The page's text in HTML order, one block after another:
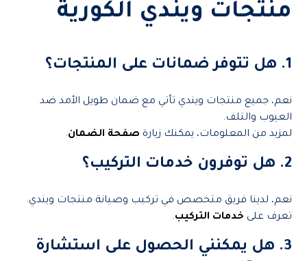
منتجات ويندي الكورية
1. هل تتوفر ضمانات على المنتجات؟
نعم، جميع منتجات ويندي تأتي مع ضمان طويل الأمد ضد
العيوب والتلف.
لمزيد من المعلومات، يمكنك زيارة صفحة الضمان.
2. هل توفرون خدمات التركيب؟
نعم، لدينا فريق متخصص في تركيب وصيانة منتجات ويندي.
تعرف على خدمات التركيب.
3. هل يمكنني الحصول على استشارة